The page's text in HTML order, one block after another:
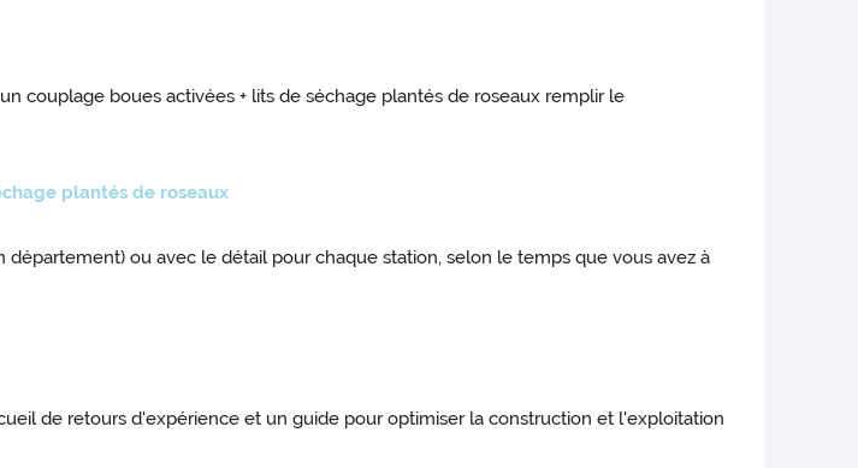
couplage boues activées + lits de séchage plantés de roseaux remplir le
plantés de roseaux
ou avec le détail pour chaque station, selon le temps que vous avez à
de retours d'expérience et un guide pour optimiser la construction et l'exploitation